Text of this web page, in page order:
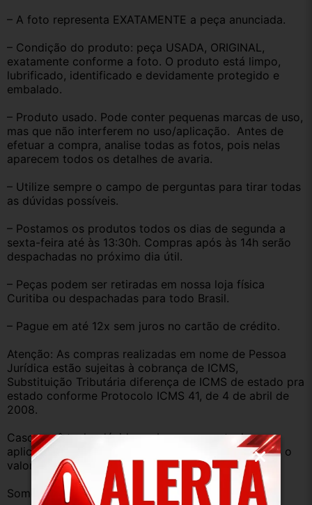
– A foto representa EXATAMENTE a peça anunciada.
– Condição do produto: peça USADA, ORIGINAL,
exatamente conforme a foto. O produto está limpo,
lubrificado, identificado e devidamente protegido e
embalado.
– Produto usado. Pode conter pequenas marcas de uso,
mas que não interferem no uso/aplicação.  Antes de
efetuar a compra, analise todas as fotos, pois nelas
aparecem todos os detalhes de avaria.
– Utilize sempre o campo de perguntas para tirar todas
as dúvidas possíveis.
– Postamos os produtos todos os dias de segunda a
sexta-feira até às 13:30h. Compras após às 14h serão
despachadas no próximo dia útil.
– Peças podem ser retiradas em nossa loja física
Curitiba ou despachadas para todo Brasil.
– Pague em até 12x sem juros no cartão de crédito.
Atenção: As compras realizadas em nome de Pessoa
Jurídica estão sujeitas à cobrança de ICMS,
Substituição Tributária diferença de ICMS de estado pra
estado conforme Protocolo ICMS 41, de 4 de abril de
2008.
Caso você tenha dúvidas sobre o percentual a ser
aplicado, nos consulte através do campo perguntas o
valor que será acrescentado.
Somos uma empresa com amplo estoque de peças